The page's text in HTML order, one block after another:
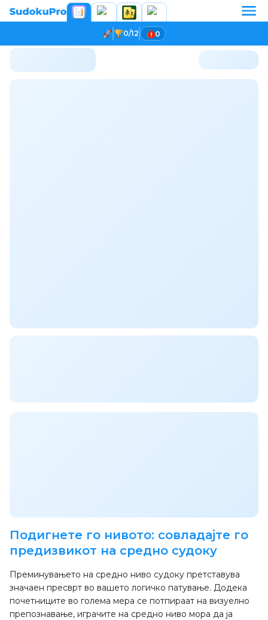
0/12 0
Подигнете го нивото: совладајте го
предизвикот на средно судоку
Преминувањето на средно ниво судоку претставува
значаен пресврт во вашето логичко патување. Додека
почетниците во голема мера се потпираат на визуелно
препознавање, играчите на средно ниво мора да ја